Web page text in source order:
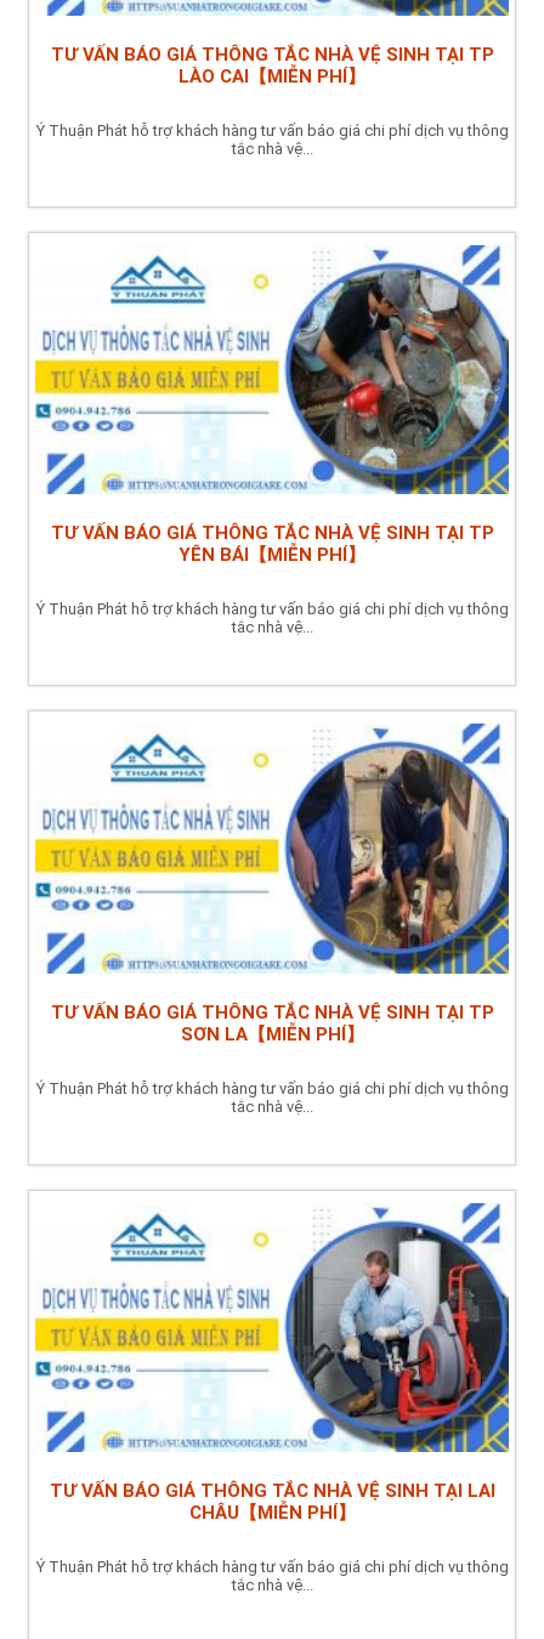
TƯ VẤN BÁO GIÁ THÔNG TẮC NHÀ VỆ SINH TẠI TP
LÀO CAI【MIỄN PHÍ】
Ý Thuận Phát hỗ trợ khách hàng tư vấn báo giá chi phí dịch vụ thông
tắc nhà vệ...
TƯ VẤN BÁO GIÁ THÔNG TẮC NHÀ VỆ SINH TẠI TP
YÊN BÁI【MIỄN PHÍ】
Ý Thuận Phát hỗ trợ khách hàng tư vấn báo giá chi phí dịch vụ thông
tắc nhà vệ...
TƯ VẤN BÁO GIÁ THÔNG TẮC NHÀ VỆ SINH TẠI TP
SƠN LA【MIỄN PHÍ】
Ý Thuận Phát hỗ trợ khách hàng tư vấn báo giá chi phí dịch vụ thông
tắc nhà vệ...
TƯ VẤN BÁO GIÁ THÔNG TẮC NHÀ VỆ SINH TẠI LAI
CHÂU【MIỄN PHÍ】
Ý Thuận Phát hỗ trợ khách hàng tư vấn báo giá chi phí dịch vụ thông
tắc nhà vệ...